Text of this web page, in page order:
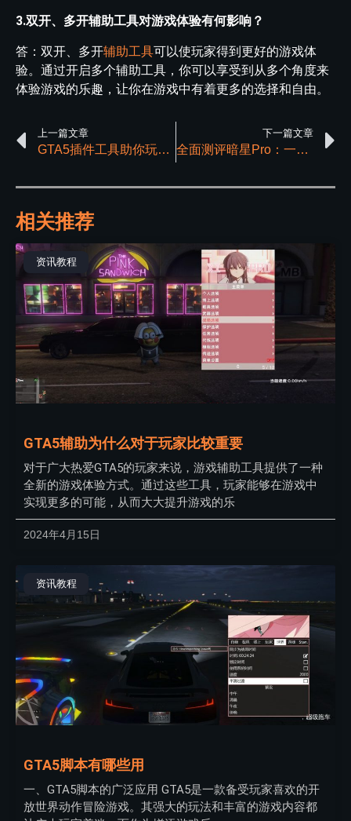
3.双开、多开辅助工具对游戏体验有何影响？
答：双开、多开辅助工具可以使玩家得到更好的游戏体
验。通过开启多个辅助工具，你可以享受到从多个角度来
体验游戏的乐趣，让你在游戏中有着更多的选择和自由。
上一篇文章
GTA5插件工具助你玩转任务：传送、修改、一键完成
下一篇文章
全面测评暗星Pro：一款以任务和娱乐为主的GTA5辅助工具
相关推荐
资讯教程
GTA5辅助为什么对于玩家比较重要
对于广大热爱GTA5的玩家来说，游戏辅助工具提供了一种
全新的游戏体验方式。通过这些工具，玩家能够在游戏中
实现更多的可能，从而大大提升游戏的乐
2024年4月15日
资讯教程
GTA5脚本有哪些用
一、GTA5脚本的广泛应用 GTA5是一款备受玩家喜欢的开
放世界动作冒险游戏。其强大的玩法和丰富的游戏内容都